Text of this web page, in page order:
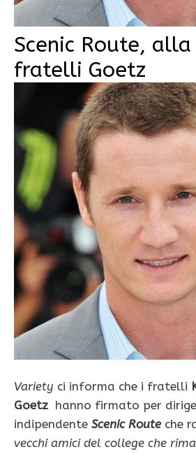
Scenic Route,
fratelli Goetz
Variety ci informa che i fratelli
Goetz hanno firmato per
indipendente Scenic Routeche
vecchi amici del college che